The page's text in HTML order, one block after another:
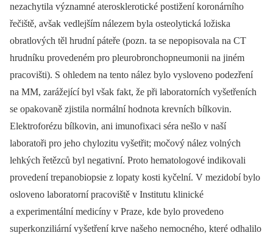
nezachytila významné aterosklerotické postižení koronárního
řečiště, avšak vedlejším nálezem byla osteolytická ložiska
obratlových těl hrudní páteře (pozn. ta se nepopisovala na CT
hrudníku provedeném pro pleurobronchopneumonii na jiném
pracovišti). S ohledem na tento nález bylo vysloveno podezření
na MM, zarážející byl však fakt, že při laboratorních vyšetřeních
se opakovaně zjistila normální hodnota krevních bílkovin.
Elektroforézu bílkovin, ani imuno­fixaci séra nešlo v naší
laboratoři pro jeho chylozitu vyšetřit; močový nález volných
lehkých řetězců byl negativní. Proto hematologové indikovali
provedení trepanobiopsie z lopaty kosti kyčelní. V mezidobí bylo
osloveno laboratorní pracoviště v Institutu klinické
a experimentální medicíny v Praze, kde bylo provedeno
superkonziliární vyšetření krve našeho nemocného, které odhalilo